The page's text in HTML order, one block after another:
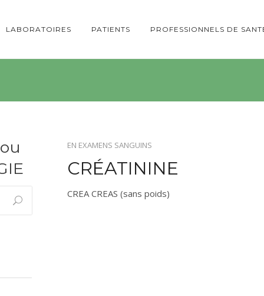
LABORATOIRES PATIENTS PROFESSIONNELS DE
EN EXAMENS SANGUINS
CRÉATININE
CREA CREAS (sans poids)